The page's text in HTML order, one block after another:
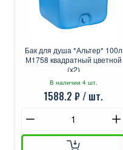
Бак для душа *Альтер* 100л
М1758 квадратный цветной
(х2)
В наличии 4 шт.
1588.2 ₽ / шт.